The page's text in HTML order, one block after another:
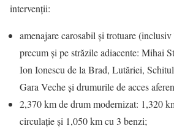
intervenții:
amenajare carosabil și trotuare
precum și pe străzile adiacente: Mihai
Ion Ionescu de la Brad, Lutăriei,
Gara Veche și drumurile de acces
2,370 km de drum modernizat: 1,320
circulație și 1,050 km cu 3 benzi;